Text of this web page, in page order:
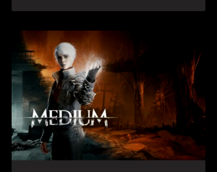
SERBATOI
LA
LOTTA
CON
THE
MAW